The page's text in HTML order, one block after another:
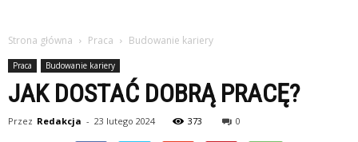
Strona główna Praca Budowanie kariery
Praca Budowanie kariery
JAK DOSTAĆ DOBRĄ PRACĘ?
Przez Redakcja - 23 lutego 2024 373 0